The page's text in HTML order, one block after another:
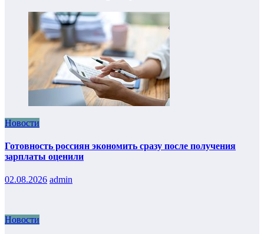
Новости
Готовность россиян экономить сразу после получения
зарплаты оценили
02.08.2026 admin
Новости